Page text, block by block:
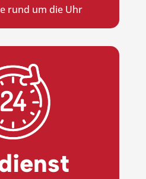
rund um die Uhr